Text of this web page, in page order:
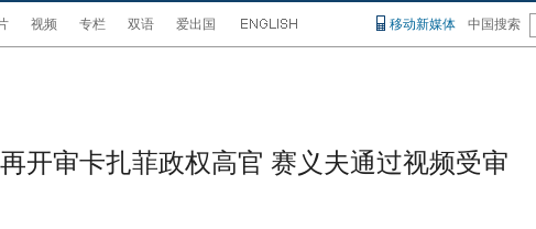
视频 专栏 双语 爱出国 移动新媒体 中国搜索
开审卡扎菲政权高官 赛义夫通过视频受审